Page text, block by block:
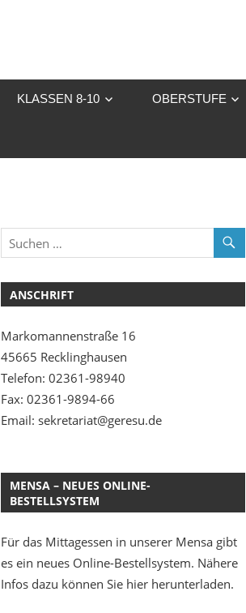
KLASSEN 8-10 OBERSTUFE
ANSCHRIFT
Markomannenstraße 16
45665 Recklinghausen
Telefon: 02361-98940
Fax: 02361-9894-66
Email: sekretariat@geresu.de
MENSA – NEUES ONLINE-
BESTELLSYSTEM
Für das Mittagessen in unserer Mensa gibt
es ein neues Online-Bestellsystem. Nähere
Infos dazu können Sie hier herunterladen.